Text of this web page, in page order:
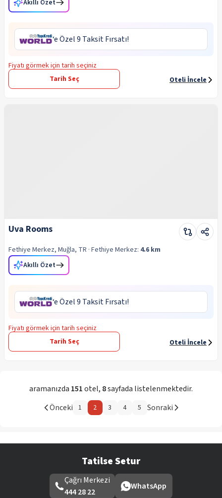
Akıllı Özet
‘e Özel 9 Taksit Fırsatı!
Fiyatı görmek için tarih seçiniz
Tarih Seç
Oteli İncele
Uva Rooms
Fethiye Merkez, Muğla, TR · Fethiye Merkez: 4.6 km
Akıllı Özet
‘e Özel 9 Taksit Fırsatı!
Fiyatı görmek için tarih seçiniz
Tarih Seç
Oteli İncele
aramanızda 151otel, 8sayfada listelenmektedir.
Önceki 1 2 3 4 5 Sonraki
Tatilse Setur
Çağrı Merkezi
444 28 22
WhatsApp